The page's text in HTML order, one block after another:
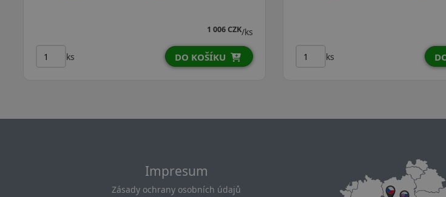
747 CZK
DO KOŠÍKU
Impresum
Zásady ochrany osobních údajů